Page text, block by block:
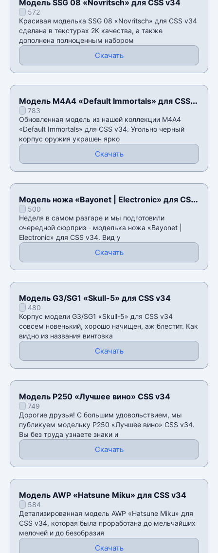
Модель SSG 08 «Novritsch» для CSS v34
572
Красивая моделька SSG 08 «Novritsch» для CSS v34
сделана в текстурах 2К качества, а также
дополнена полноценным набором
Скачать
Модель М4А4 «Default Immortals» для CSS
v34783
Обновленная модель из нашей коллекции М4А4
«Default Immortals» для CSS v34. Угольно черный
корпус оружия украшен ярко
Скачать
Модель ножа «Bayonet | Electronic» для CSS
v34500
Неделя в самом разгаре и мы подготовили
очередной сюрприз - моделька ножа «Bayonet |
Electronic» для CSS v34. Вид у
Скачать
Модель G3/SG1 «Skull-5» для CSS v34
480
Корпус модели G3/SG1 «Skull-5» для CSS v34
совсем новенький, хорошо начищен, аж блестит. Как
видно из названия винтовка
Скачать
Модель P250 «Лучшее вино» CSS v34
749
Дорогие друзья! С большим удовольствием, мы
публикуем модельку P250 «Лучшее вино» CSS v34.
Вы без труда узнаете знаки и
Скачать
Модель AWP «Hatsune Miku» для CSS v34
584
Детализированная модель AWP «Hatsune Miku» для
CSS v34, которая была проработана до мельчайших
мелочей и до безобразия
Скачать